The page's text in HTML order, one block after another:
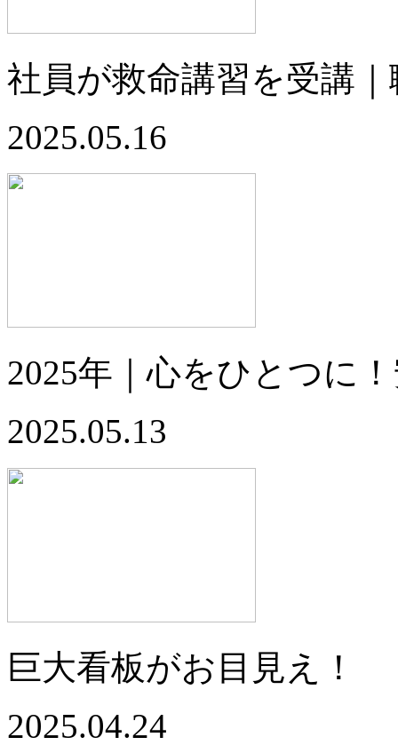
社員が救命講習を受講
2025.05.16
2025年｜心をひとつに
2025.05.13
巨大看板がお目見え！
2025.04.24